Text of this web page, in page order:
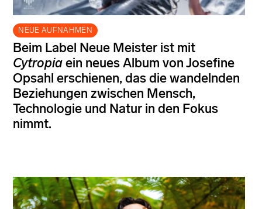
NEUE AUFNAHMEN
Beim Label Neue Meister ist mit
Cytropiaein neues Album von Josefine
Opsahl erschienen, das die wandelnden
Beziehungen zwischen Mensch,
Technologie und Natur in den Fokus
nimmt.